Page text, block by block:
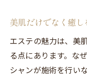
美肌だけでなく癒
エステの魅力は、美
る点にあります。な
シャンが施術を行い